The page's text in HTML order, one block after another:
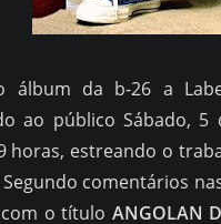
álbum da b-26 a
ao público Sábado,
horas, estreando o
Segundo comentários
o título ANGOLAN